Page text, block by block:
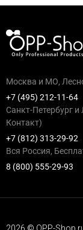
Москва и МО,
+7 (495) 212-11-64
Санкт-Петербург
Контакт)
+7 (812) 313-29-92
Вся Россия,
8 (800) 555-29-93